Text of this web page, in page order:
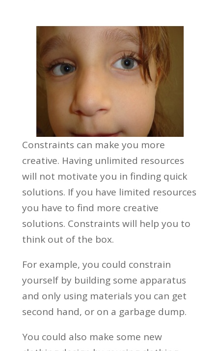
Constraints can make you more
creative. Having unlimited resources
will not motivate you in finding quick
solutions. If you have limited resources
you have to find more creative
solutions. Constraints will help you to
think out of the box.
For example, you could constrain
yourself by building some apparatus
and only using materials you can get
second hand, or on a garbage dump.
You could also make some new